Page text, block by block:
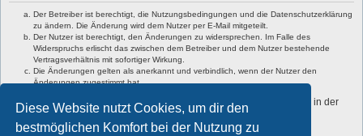
Diese Website nutzt Cookies, um dir den
bestmöglichen Komfort bei der Nutzung zu
Der Betreiber ist berechtigt, die Nutzungsbedingungen und die Datenschutzerklärung
zu ändern. Die Änderung wird dem Nutzer per E-Mail mitgeteilt.
Der Nutzer ist berechtigt, den Änderungen zu widersprechen. Im Falle des
Widerspruchs erlischt das zwischen dem Betreiber und dem Nutzer bestehende
Vertragsverhältnis mit sofortiger Wirkung.
Die Änderungen gelten als anerkannt und verbindlich, wenn der Nutzer den
Änderungen zugestimmt hat.
Informationen über den Umgang mit deinen persönlichen Daten sind in der
Datenschutzerklärung enthalten.